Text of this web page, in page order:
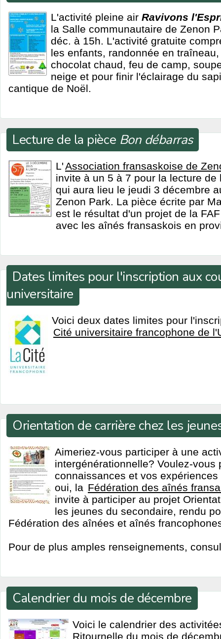
L'activité pleine air Ravivons
la Salle communautaire de Zenon
déc. à 15h. L'activité gratuite
les enfants, randonnée en
chocolat chaud, feu de camp,
neige et pour finir l'éclairage du
cantique de Noël.
Lecture de la pièce Bon débarras
L'Association fransaskoise de
invite à un 5 à 7 pour la lecture
qui aura lieu le jeudi 3 décembre
Zenon Park. La pièce écrite par
est le résultat d'un projet de la
avec les aînés fransaskois en
Dates limites pour l'inscription aux
universitaire
Voici deux dates limites pour
Cité universitaire francophone de
Orientation de carrière chez les
Aimeriez-vous participer à une
intergénérationnelle? Voulez-vous
connaissances et vos
oui, la Fédération des aînés
invite à participer au projet
les jeunes du secondaire, rendu
Fédération des aînées et aînés
Pour de plus amples renseignements,
Calendrier du mois de décembre
Voici le calendrier des
Ritournelle du mois de